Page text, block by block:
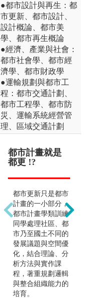
●都市設計與再生：都
市更新、都市設計、
設計概論、都市美
學、都市再生概論
●經濟、產業與社會：
都市社會學、都市經
濟學、都市財政學
●運輸規劃與都市工
程：都市交通計劃、
都市工程學、都市防
災、運輸系統經營管
理、區域交通計劃
就是傳統產業
!?
土木工程包括結
構、大地、環境、
水利、營建管理、
測量等多元領域，
並廣泛運用新科
技。例如遙測、非
破壞檢測、建築資
訊模型、監測技
術、無人機、AI、
大數據分析、等技
術來解決土木工程
都市計畫就是
都更 !?
都市更新只是都市
計畫的一小部分，
都市計畫學類訓練
同學處理社區、都
市乃至國土不同的
發展議題與空間優
化，結合理論、分
析方法與實作課
程，著重規劃邏輯
與整合組織能力的
培育。